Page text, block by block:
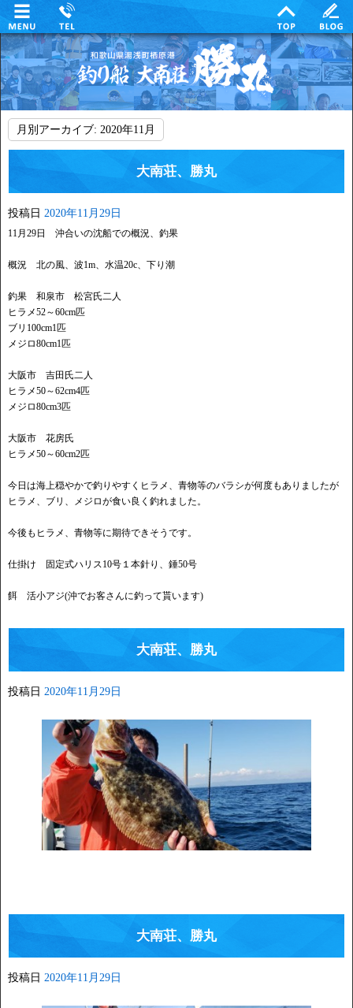
月別アーカイブ: 2020年11月
大南荘、勝丸
投稿日 2020年11月29日
11月29日 沖合いの沈船での概況、釣果
概況 北の風、波1m、水温20c、下り潮
釣果 和泉市 松宮氏二人
ヒラメ52～60cm匹
ブリ100cm1匹
メジロ80cm1匹
大阪市 吉田氏二人
ヒラメ50～62cm4匹
メジロ80cm3匹
大阪市 花房氏
ヒラメ50～60cm2匹
今日は海上穏やかで釣りやすくヒラメ、青物等のバラシが何度もありましたが
ヒラメ、ブリ、メジロが食い良く釣れました。
今後もヒラメ、青物等に期待できそうです。
仕掛け 固定式ハリス10号１本針り、錘50号
餌 活小アジ(沖でお客さんに釣って貰います)
大南荘、勝丸
投稿日 2020年11月29日
大南荘、勝丸
投稿日 2020年11月29日